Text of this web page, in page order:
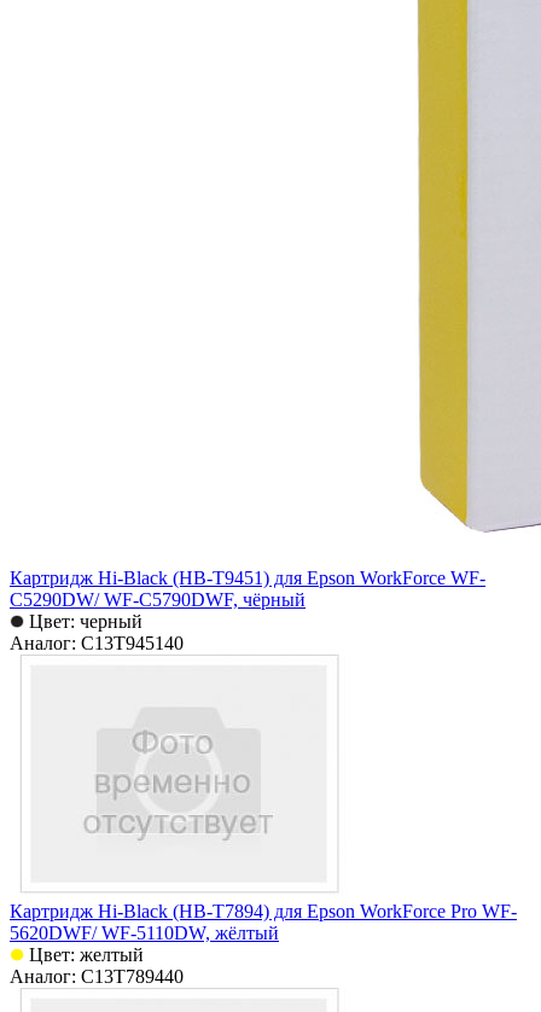
Картридж Hi-Black (HB-T9451) для Epson WorkForce WF-
C5290DW/ WF-C5790DWF, чёрный
Цвет: черный
Аналог: C13T945140
Картридж Hi-Black (HB-T7894) для Epson WorkForce Pro WF-
5620DWF/ WF-5110DW, жёлтый
Цвет: желтый
Аналог: C13T789440